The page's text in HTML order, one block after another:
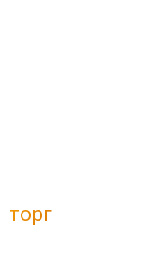
торг